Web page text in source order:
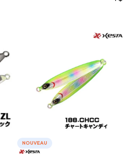
NOUVEAU